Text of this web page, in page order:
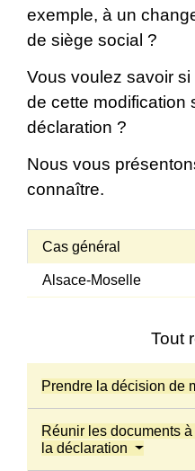
exemple, à un
de siège social ?
Vous voulez savoir
de cette modification
déclaration ?
Nous vous
connaître.
Cas général
Alsace-Moselle
Tout
Prendre la décision de
Réunir les documents
la déclaration